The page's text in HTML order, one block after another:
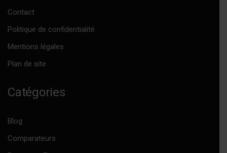
Contact
Politique de confidentialité
Mentions légales
Plan de site
Catégories
Blog
Comparateurs